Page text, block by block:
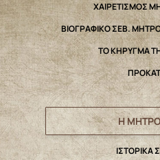
ΧΑΙΡΕΤΙΣΜΟΣ
ΒΙΟΓΡΑΦΙΚΟ ΣΕΒ.
ΤΟ ΚΗΡΥΓΜΑ
Η
IΣΤΟΡΙΚΑ